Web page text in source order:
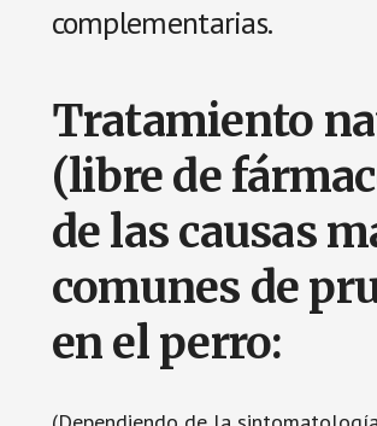
complementarias.
Tratamiento
(libre de
de las causas
comunes de
en el perro: